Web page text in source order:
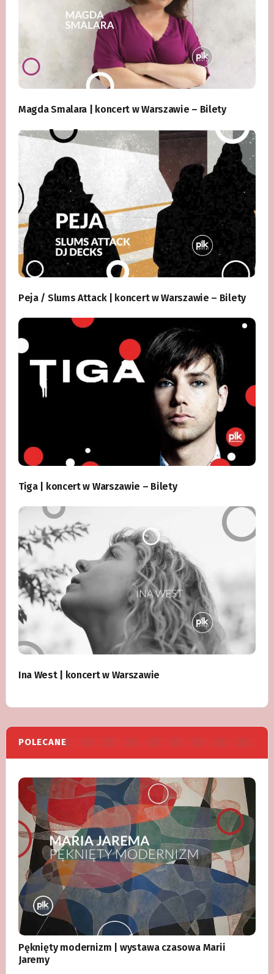
Magda Smalara | koncert w Warszawie – Bilety
Peja / Slums Attack | koncert w Warszawie – Bilety
Tiga | koncert w Warszawie – Bilety
Ina West | koncert w Warszawie
POLECANE
Pęknięty modernizm | wystawa czasowa Marii
Jaremy